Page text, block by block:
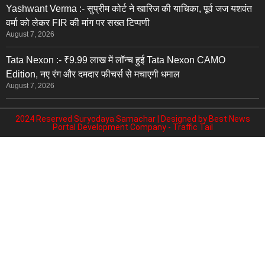
Yashwant Verma :- सुप्रीम कोर्ट ने खारिज की याचिका, पूर्व जज यशवंत
वर्मा को लेकर FIR की मांग पर सख्त टिप्पणी
August 7, 2026
Tata Nexon :- ₹9.99 लाख में लॉन्च हुई Tata Nexon CAMO
Edition, नए रंग और दमदार फीचर्स से मचाएगी धमाल
August 7, 2026
2024 Reserved Suryodaya Samachar | Designed by Best News
Portal Development Company- Traffic Tail